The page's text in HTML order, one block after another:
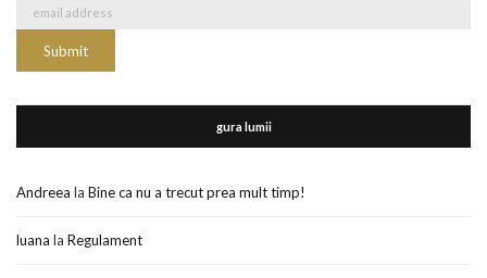
gura lumii
Andreea la Bine ca nu a trecut prea mult timp!
luana la Regulament